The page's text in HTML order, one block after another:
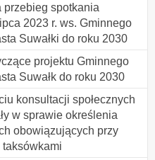
przebieg spotkania
2023 r. ws. Gminnego
Suwałki do roku 2030
projektu Gminnego
Suwałk do roku 2030
konsultacji społecznych
w sprawie określenia
obowiązujących przy
taksówkami